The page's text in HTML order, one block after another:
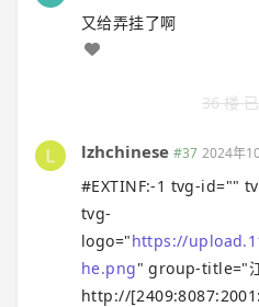
又给弄挂了啊
36 楼
lzhchinese #37 2024年
#EXTINF:-1 tvg-id=""
tvg-
logo="https://
he.png" group-title="
http://